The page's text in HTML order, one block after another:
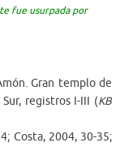
fue usurpada por
Gran templo de
registros I-III (KB
Costa, 2004, 30-35;